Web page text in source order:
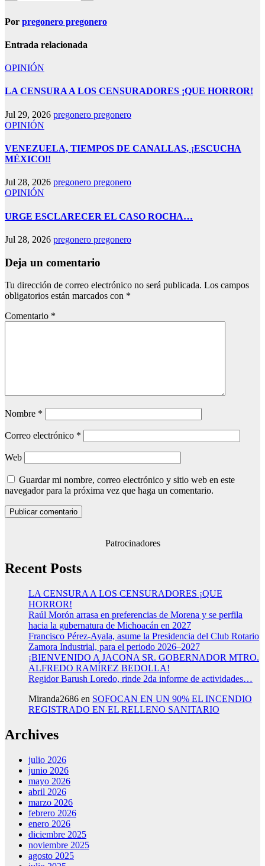
Por pregonero pregonero
Entrada relacionada
OPINIÓN
LA CENSURA A LOS CENSURADORES ¡QUE HORROR!
Jul 29, 2026 pregonero pregonero
OPINIÓN
VENEZUELA, TIEMPOS DE CANALLAS, ¡ESCUCHA
MÉXICO!!
Jul 28, 2026 pregonero pregonero
OPINIÓN
URGE ESCLARECER EL CASO ROCHA…
Jul 28, 2026 pregonero pregonero
Deja un comentario
Tu dirección de correo electrónico no será publicada. Los campos
obligatorios están marcados con *
Comentario *
Nombre *
Correo electrónico *
Web
Guardar mi nombre, correo electrónico y sitio web en este
navegador para la próxima vez que haga un comentario.
Patrocinadores
Recent Posts
LA CENSURA A LOS CENSURADORES ¡QUE
HORROR!
Raúl Morón arrasa en preferencias de Morena y se perfila
hacia la gubernatura de Michoacán en 2027
Francisco Pérez-Ayala, asume la Presidencia del Club Rotario
Zamora Industrial, para el periodo 2026–2027
¡BIENVENIDO A JACONA SR. GOBERNADOR MTRO.
ALFREDO RAMÍREZ BEDOLLA!
Regidor Barush Loredo, rinde 2da informe de actividades…
Miranda2686 en SOFOCAN EN UN 90% EL INCENDIO
REGISTRADO EN EL RELLENO SANITARIO
Archives
julio 2026
junio 2026
mayo 2026
abril 2026
marzo 2026
febrero 2026
enero 2026
diciembre 2025
noviembre 2025
agosto 2025